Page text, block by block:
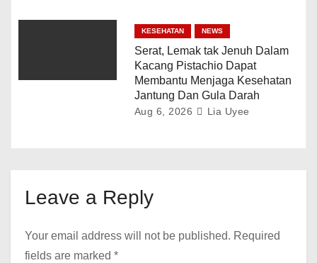
KESEHATAN NEWS
Serat, Lemak tak Jenuh Dalam
Kacang Pistachio Dapat
Membantu Menjaga Kesehatan
Jantung Dan Gula Darah
Aug 6, 2026 Lia Uyee
Leave a Reply
Your email address will not be published. Required
fields are marked *